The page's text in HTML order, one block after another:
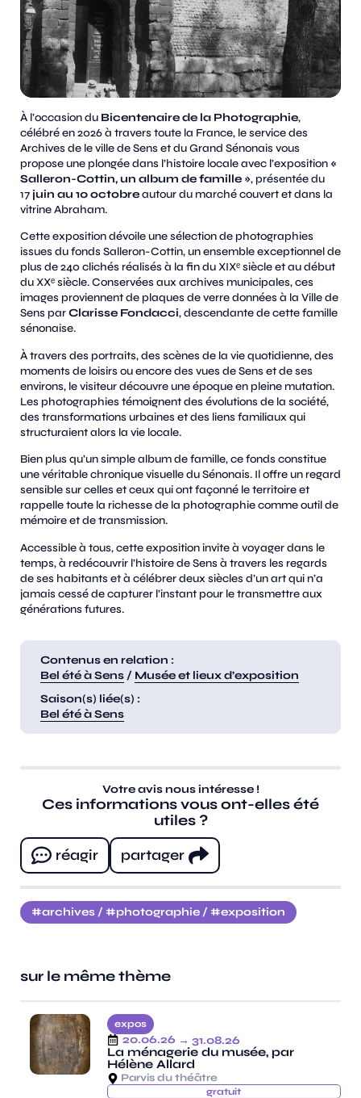
À l’occasion du Bicentenaire de la Photographie,
célébré en 2026 à travers toute la France, le service des
Archives de le ville de Sens et du Grand Sénonais vous
propose une plongée dans l’histoire locale avec l’exposition «
Salleron-Cottin, un album de famille », présentée du
17juin au 10 octobreautour du marché couvert et dans la
vitrine Abraham.
Cette exposition dévoile une sélection de photographies
issues du fonds Salleron-Cottin, un ensemble exceptionnel de
plus de 240 clichés réalisés à la fin du XIXᵉ siècle et au début
du XXᵉ siècle. Conservées aux archives municipales, ces
images proviennent de plaques de verre données à la Ville de
Sens parClarisse Fondacci, descendante de cette famille
sénonaise.
À travers des portraits, des scènes de la vie quotidienne, des
moments de loisirs ou encore des vues de Sens et de ses
environs, le visiteur découvre une époque en pleine mutation.
Les photographies témoignent des évolutions de la société,
des transformations urbaines et des liens familiaux qui
structuraient alors la vie locale.
Bien plus qu’un simple album de famille, ce fonds constitue
une véritable chronique visuelle du Sénonais. Il offre un regard
sensible sur celles et ceux qui ont façonné le territoire et
rappelle toute la richesse de la photographie comme outil de
mémoire et de transmission.
Accessible à tous, cette exposition invite à voyager dans le
temps, à redécouvrir l’histoire de Sens à travers les regards
de ses habitants et à célébrer deux siècles d’un art qui n’a
jamais cessé de capturer l’instant pour le transmettre aux
générations futures.
Contenus en relation :
Bel été à Sens / Musée et lieux d’exposition
Saison(s) liée(s) :
Bel été à Sens
Votre avis nous intéresse !
Ces informations vous ont-elles été
utiles ?
réagir
partager
archives / photographie / exposition
sur le même thème
expos
20.06.26 → 31.08.26
La ménagerie du musée, par
Hélène Allard
Parvis du théâtre
gratuit